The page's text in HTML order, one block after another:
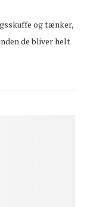
og tænker,
de bliver helt